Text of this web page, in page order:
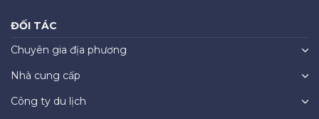
ĐỐI TÁC
Chuyên gia địa phương
Nhà cung cấp
Công ty du lịch